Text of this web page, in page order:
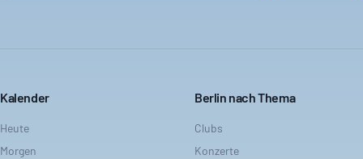
Kalender
Heute
Morgen
Berlin nach Thema
Clubs
Konzerte